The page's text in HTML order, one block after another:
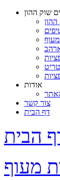
שוק ההון
אודות
צור קשר
דף הבית
הבית
מעוף